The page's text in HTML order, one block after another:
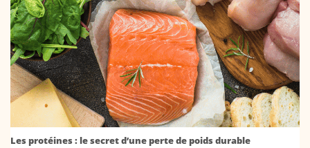
Les protéines : le secret d’une perte de poids durable